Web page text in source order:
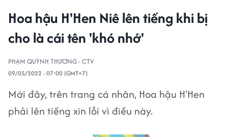
Hoa hậu H'Hen Niê lên tiếng khi bị
cho là cái tên 'khó nhớ'
PHẠM QUỲNH THƯƠNG - CTV
09/05/2022 - 07:00 (GMT+7)
Mới đây, trên trang cá nhân, Hoa hậu H'Hen
phải lên tiếng xin lỗi vì điều này.